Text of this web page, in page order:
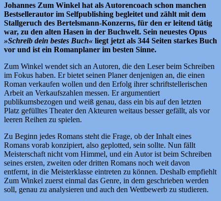
Johannes Zum Winkel hat als Autorencoach schon manchen
Bestsellerautor im Selfpublishing begleitet und zählt mit dem
Stallgeruch des Bertelsmann-Konzerns, für den er leitend tätig
war, zu den alten Hasen in der Buchwelt. Sein neuestes Opus
»Schreib dein bestes Buch« liegt jetzt als 344 Seiten starkes Buch
vor und ist ein Romanplaner im besten Sinne.
Zum Winkel wendet sich an Autoren, die den Leser beim Schreiben
im Fokus haben. Er bietet seinen Planer denjenigen an, die einen
Roman verkaufen wollen und den Erfolg ihrer schriftstellerischen
Arbeit an Verkaufszahlen messen. Er argumentiert
publikumsbezogen und weiß genau, dass ein bis auf den letzten
Platz gefülltes Theater den Akteuren weitaus besser gefällt, als vor
leeren Reihen zu spielen.
Zu Beginn jedes Romans steht die Frage, ob der Inhalt eines
Romans vorab konzipiert, also geplotted, sein sollte. Nun fällt
Meisterschaft nicht vom Himmel, und ein Autor ist beim Schreiben
seines ersten, zweiten oder dritten Romans noch weit davon
entfernt, in die Meisterklasse eintreten zu können. Deshalb empfiehlt
Zum Winkel zuerst einmal das Genre, in dem geschrieben werden
soll, genau zu analysieren und auch den Wettbewerb zu studieren.